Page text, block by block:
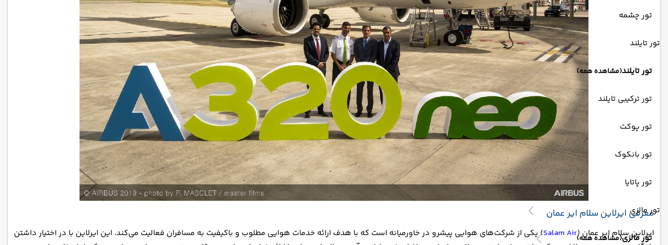
تور چشمه
تور تایلند
تور تایلند(مشاهده همه)
تور ترکیبی تایلند
تور پوکت
تور بانکوک
تور پاتایا
تور مالزی
تور مالزی(مشاهده همه)
معرفی ایرلاین سلام ایر عمان
ایرلاین سلام ایر عمان (Salam Air) یکی از شرکت‌های هوایی پیشرو در خاورمیانه است که با هدف ارائه خدمات هوایی مطلوب و باکیفیت به مسافران فعالیت می‌کند. این ایرلاین با در اختیار داشتن